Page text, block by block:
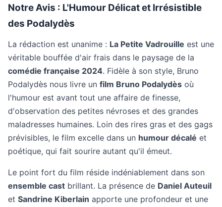
Notre Avis : L'Humour Délicat et Irrésistible
des Podalydès
La rédaction est unanime : La Petite Vadrouille est une
véritable bouffée d'air frais dans le paysage de la
comédie française 2024. Fidèle à son style, Bruno
Podalydès nous livre un film Bruno Podalydès où
l'humour est avant tout une affaire de finesse,
d'observation des petites névroses et des grandes
maladresses humaines. Loin des rires gras et des gags
prévisibles, le film excelle dans un humour décalé et
poétique, qui fait sourire autant qu'il émeut.
Le point fort du film réside indéniablement dans son
ensemble cast brillant. La présence de Daniel Auteuil
et Sandrine Kiberlain apporte une profondeur et une